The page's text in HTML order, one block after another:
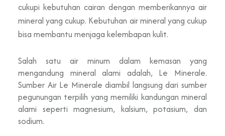
cukupi kebutuhan cairan dengan memberikannya air
mineral yang cukup. Kebutuhan air mineral yang cukup
bisa membantu menjaga kelembapan kulit.
Salah satu air minum dalam kemasan yang
mengandung mineral alami adalah, Le Minerale.
Sumber Air Le Minerale diambil langsung dari sumber
pegunungan terpilih yang memiliki kandungan mineral
alami seperti magnesium, kalsium, potasium, dan
sodium.